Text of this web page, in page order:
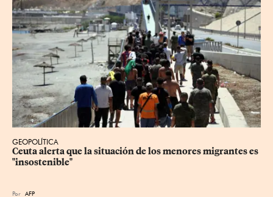
GEOPOLÍTICA
Ceuta alerta que la situación de los menores migrantes es
"insostenible"
Por AFP